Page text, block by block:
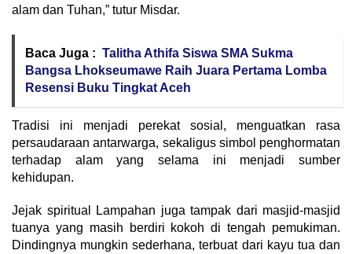
alam dan Tuhan,” tutur Misdar.
Baca Juga : Talitha Athifa Siswa SMA Sukma
Bangsa Lhokseumawe Raih Juara Pertama Lomba
Resensi Buku Tingkat Aceh
Tradisi ini menjadi perekat sosial, menguatkan rasa
persaudaraan antarwarga, sekaligus simbol penghormatan
terhadap alam yang selama ini menjadi sumber
kehidupan.
Jejak spiritual Lampahan juga tampak dari masjid-masjid
tuanya yang masih berdiri kokoh di tengah pemukiman.
Dindingnya mungkin sederhana, terbuat dari kayu tua dan